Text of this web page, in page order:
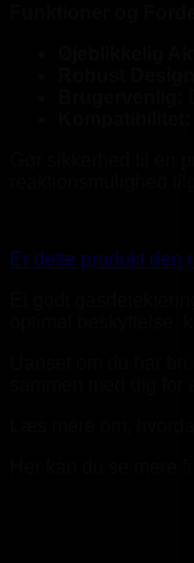
Gør sikkerhed til en
reaktionsmulighed
Er dette produkt den
Et godt
Uanset om du har
sammen med dig
Læs mere om,
Her kan du se mere